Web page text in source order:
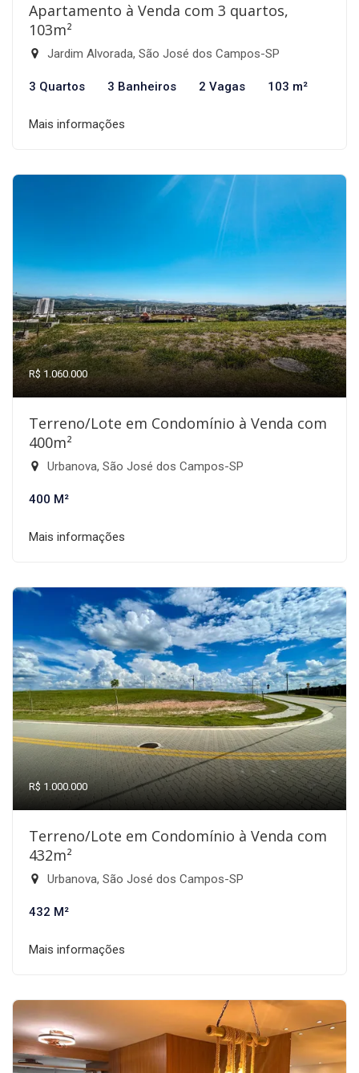
Apartamento à Venda com 3 quartos,
103m²
Jardim Alvorada, São José dos Campos-SP
3 Quartos 3 Banheiros 2 Vagas 103 m²
Mais informações
R$ 1.060.000
Terreno/Lote em Condomínio à Venda com
400m²
Urbanova, São José dos Campos-SP
400 M²
Mais informações
R$ 1.000.000
Terreno/Lote em Condomínio à Venda com
432m²
Urbanova, São José dos Campos-SP
432 M²
Mais informações